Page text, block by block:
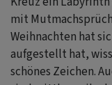
mit
Weihnachten hat
aufgestellt hat,
schönes Zeichen.